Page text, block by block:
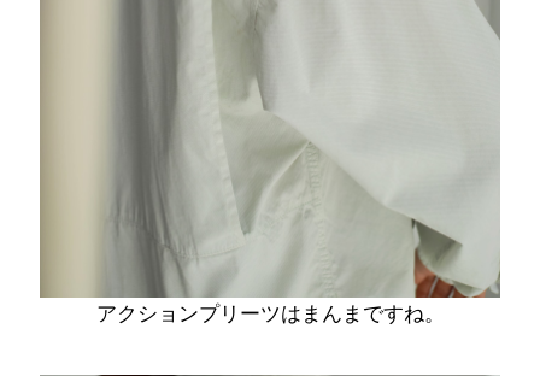
アクションプリーツはまんまですね。